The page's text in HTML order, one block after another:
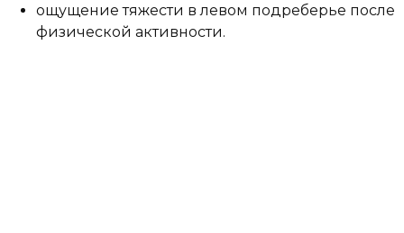
ощущение тяжести в левом подреберье после
физической активности.